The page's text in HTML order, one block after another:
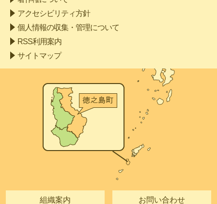
アクセシビリティ方針
個人情報の収集・管理について
RSS利用案内
サイトマップ
組織案内 お問い合わせ